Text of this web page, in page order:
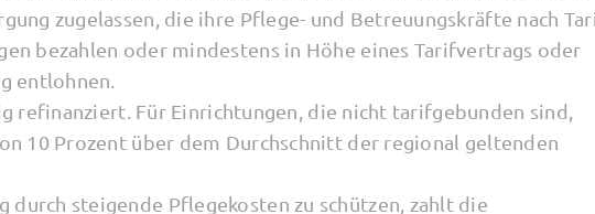
zugelassen, die ihre Pflege- und Betreuungskräfte nach
bezahlen oder mindestens in Höhe eines Tarifvertrags oder
entlohnen.
refinanziert. Für Einrichtungen, die nicht tarifgebunden sind,
10 Prozent über dem Durchschnitt der regional geltenden
steigende Pflegekosten zu schützen, zahlt die